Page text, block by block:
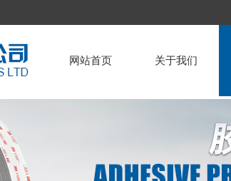
网站首页 关于我们